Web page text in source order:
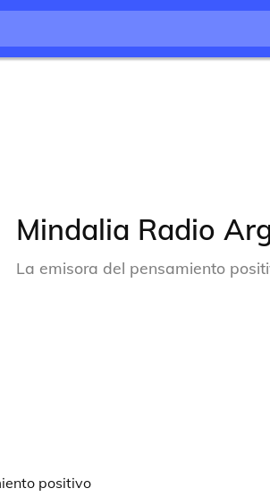
Mindalia Radio
La emisora del pensamiento
positivo